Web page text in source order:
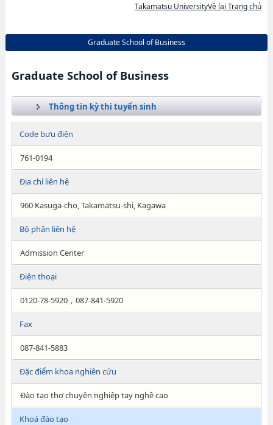
Takamatsu UniversityVề lại Trang chủ
Graduate School of Business
Graduate School of Business
Thông tin kỳ thi tuyển sinh
Code bưu điện
761-0194
Địa chỉ liên hệ
960 Kasuga-cho, Takamatsu-shi, Kagawa
Bộ phận liên hệ
Admission Center
Điện thoại
0120-78-5920，087-841-5920
Fax
087-841-5883
Đặc điểm khoa nghiên cứu
Đào tạo thợ chuyên nghiệp tay nghề cao
Khoá đào tạo